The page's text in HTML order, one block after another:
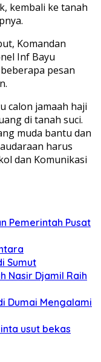
kembali ke tanah
Komandan
Inf Bayu
pesan
calon jamaah haji
di tanah suci.
muda bantu dan
harus
dan Komunikasi
Pemerintah Pusat
Sumut
Nasir Djamil Raih
Dumai Mengalami
usut bekas